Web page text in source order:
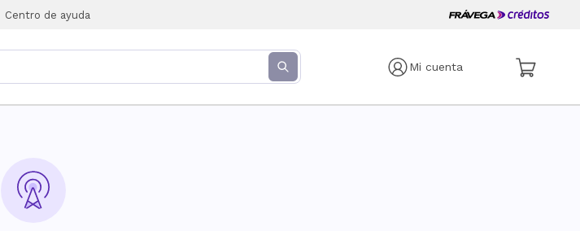
Centro de ayuda
Mi cuenta